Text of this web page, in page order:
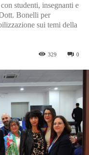
studenti, insegnanti e
Bonelli per
sui temi della
0
329